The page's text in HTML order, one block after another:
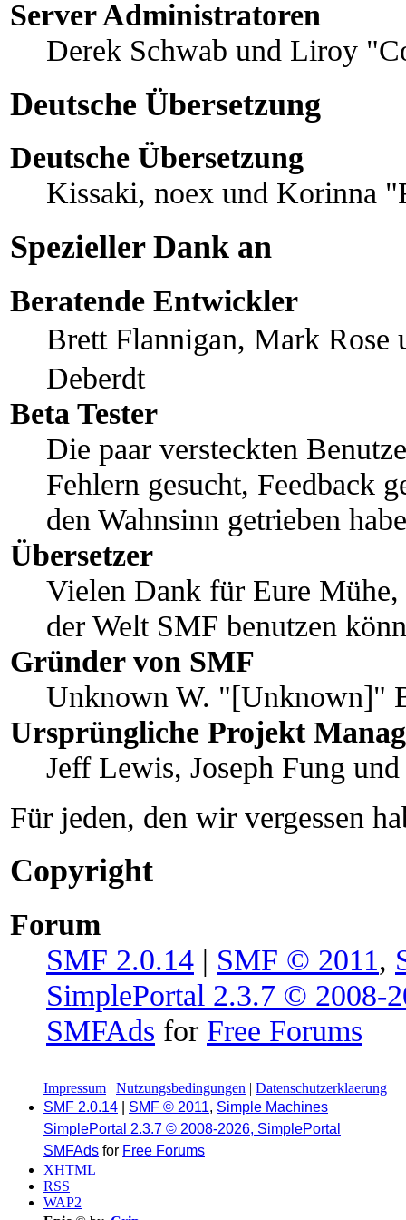
Server Administratoren
Derek Schwab und Liroy
Deutsche Übersetzung
Deutsche Übersetzung
Kissaki, noex und Korinna
Spezieller Dank an
Beratende Entwickler
Brett Flannigan, Mark
Deberdt
Beta Tester
Die paar versteckten
Fehlern gesucht, Feedback
den Wahnsinn getrieben
Übersetzer
Vielen Dank für Eure
der Welt SMF benutzen
Gründer von SMF
Unknown W. "[Unknown]"
Ursprüngliche Projekt
Jeff Lewis, Joseph Fung
Für jeden, den wir vergessen
Copyright
Forum
SMF 2.0.14 | SMF © 2011,
SimplePortal 2.3.7 © 2008-
SMFAds for Free Forums
Impressum | Nutzungsbedingungen | Datenschutzerklaerung
SMF 2.0.14
SMF © 2011, Simple Machines
SimplePortal 2.3.7 © 2008-2026, SimplePortal
SMFAds for Free Forums
XHTML
RSS
WAP2